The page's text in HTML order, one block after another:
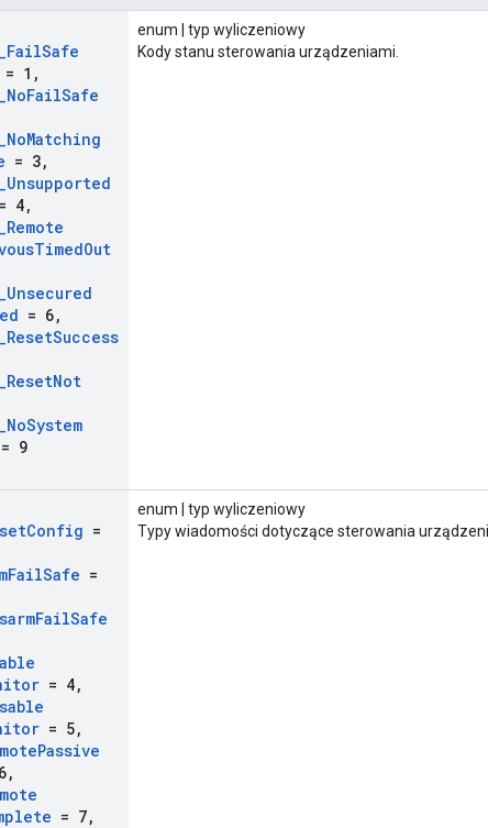
_FailSafe
= 1 ,
_NoFailSafe
_NoMatching
= 3,
_Unsupported
= 4,
_Remote
TimedOut
_Unsecured
= 6,
_ResetSuccess
_ResetNot
_NoSystem
= 9
enum | typ wyliczeniowy
Kody stanu sterowania urządzeniami.
Config =
FailSafe =
FailSafe
= 4,
= 5,
Passive
,
= 7,
enum | typ wyliczeniowy
Typy wiadomości dotyczące sterowania